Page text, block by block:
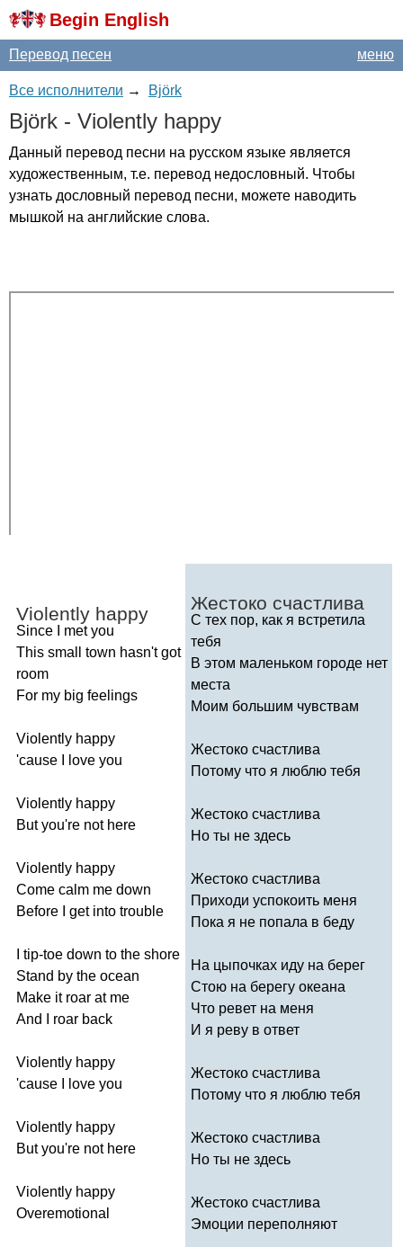
Begin English
меню
Перевод песен
Все исполнители → Björk
Björk - Violently happy
Данный перевод песни на русском языке является
художественным, т.е. перевод недословный. Чтобы
узнать дословный перевод песни, можете наводить
мышкой на английские слова.
Violently happy
Since met you
This small town hasn't got
room
For my big feelings
Violently happy
'cause love you
Violently happy
But you're not here
Violently happy
Come calm me down
Before
get into trouble
tip-toe down to the shore
Stand by the ocean
Make it roar at me
And
roar back
Violently happy
'cause love you
Violently happy
But you're not here
Violently happy
Overemotional
Жестоко счастлива
С тех пор, как я встретила
тебя
В этом маленьком городе нет
места
Моим большим чувствам
Жестоко счастлива
Потому что я люблю тебя
Жестоко счастлива
Но ты не здесь
Жестоко счастлива
Приходи успокоить меня
Пока я не попала в беду
На цыпочках иду на берег
Стою на берегу океана
Что ревет на меня
И я реву в ответ
Жестоко счастлива
Потому что я люблю тебя
Жестоко счастлива
Но ты не здесь
Жестоко счастлива
Эмоции переполняют